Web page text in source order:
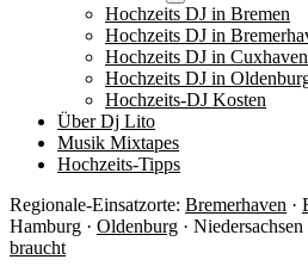
Hochzeits DJ in Bremen
Hochzeits DJ in
Hochzeits DJ in Cuxhaven
Hochzeits DJ in
Hochzeits-DJ Kosten
Über Dj Lito
Musik Mixtapes
Hochzeits-Tipps
Regionale-Einsatzorte: Bremerhaven ·
Hamburg · Oldenburg · Niedersachsen
braucht